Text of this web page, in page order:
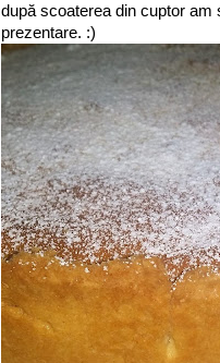
după scoaterea din cuptor am
prezentare. :)